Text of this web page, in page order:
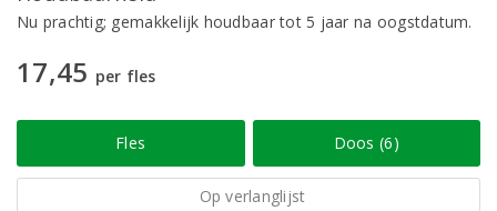
Nu prachtig; gemakkelijk houdbaar tot 5 jaar na oogstdatum.
17,45 per fles
Fles Doos (6)
Op verlanglijst